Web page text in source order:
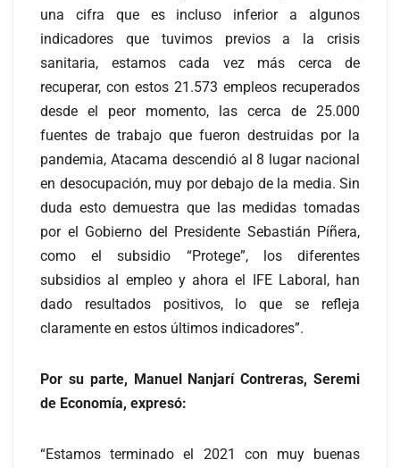
una cifra que es incluso inferior a algunos
indicadores que tuvimos previos a la crisis
sanitaria, estamos cada vez más cerca de
recuperar, con estos 21.573 empleos recuperados
desde el peor momento, las cerca de 25.000
fuentes de trabajo que fueron destruidas por la
pandemia, Atacama descendió al 8 lugar nacional
en desocupación, muy por debajo de la media. Sin
duda esto demuestra que las medidas tomadas
por el Gobierno del Presidente Sebastián Píñera,
como el subsidio “Protege”, los diferentes
subsidios al empleo y ahora el IFE Laboral, han
dado resultados positivos, lo que se refleja
claramente en estos últimos indicadores”.
Por su parte, Manuel Nanjarí Contreras, Seremi
de Economía, expresó:
“Estamos terminado el 2021 con muy buenas